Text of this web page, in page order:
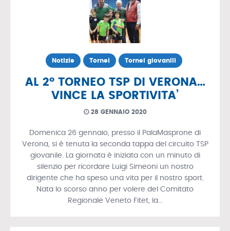
Notizie Tornei Tornei giovanili
AL 2° TORNEO TSP DI VERONA…
VINCE LA SPORTIVITA’
28 GENNAIO 2020
Domenica 26 gennaio, presso il PalaMasprone di
Verona, si è tenuta la seconda tappa del circuito TSP
giovanile. La giornata è iniziata con un minuto di
silenzio per ricordare Luigi Simeoni un nostro
dirigente che ha speso una vita per il nostro sport.
Nata lo scorso anno per volere del Comitato
Regionale Veneto Fitet, la…